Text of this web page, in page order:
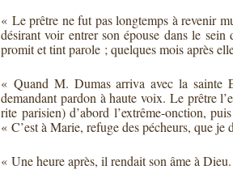
« Le prêtre ne fut pas longtemps à revenir
désirant voir entrer son épouse dans le
promit et tint parole ; quelques mois après
« Quand M. Dumas arriva avec la sainte
demandant pardon à haute voix. Le prêtre
rite parisien) d’abord l’extrême-onction,
« C’est à Marie, refuge des pécheurs, que je
« Une heure après, il rendait son âme à